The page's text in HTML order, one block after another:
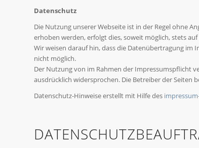
Datenschutz
Die Nutzung unserer Webseite ist in der Regel ohne
erhoben werden, erfolgt dies, soweit möglich, stets
Wir weisen darauf hin, dass die Datenübertragung im
nicht möglich.
Der Nutzung von im Rahmen der Impressumspflicht
ausdrücklich widersprochen. Die Betreiber der Seiten
Datenschutz-Hinweise erstellt mit Hilfe des